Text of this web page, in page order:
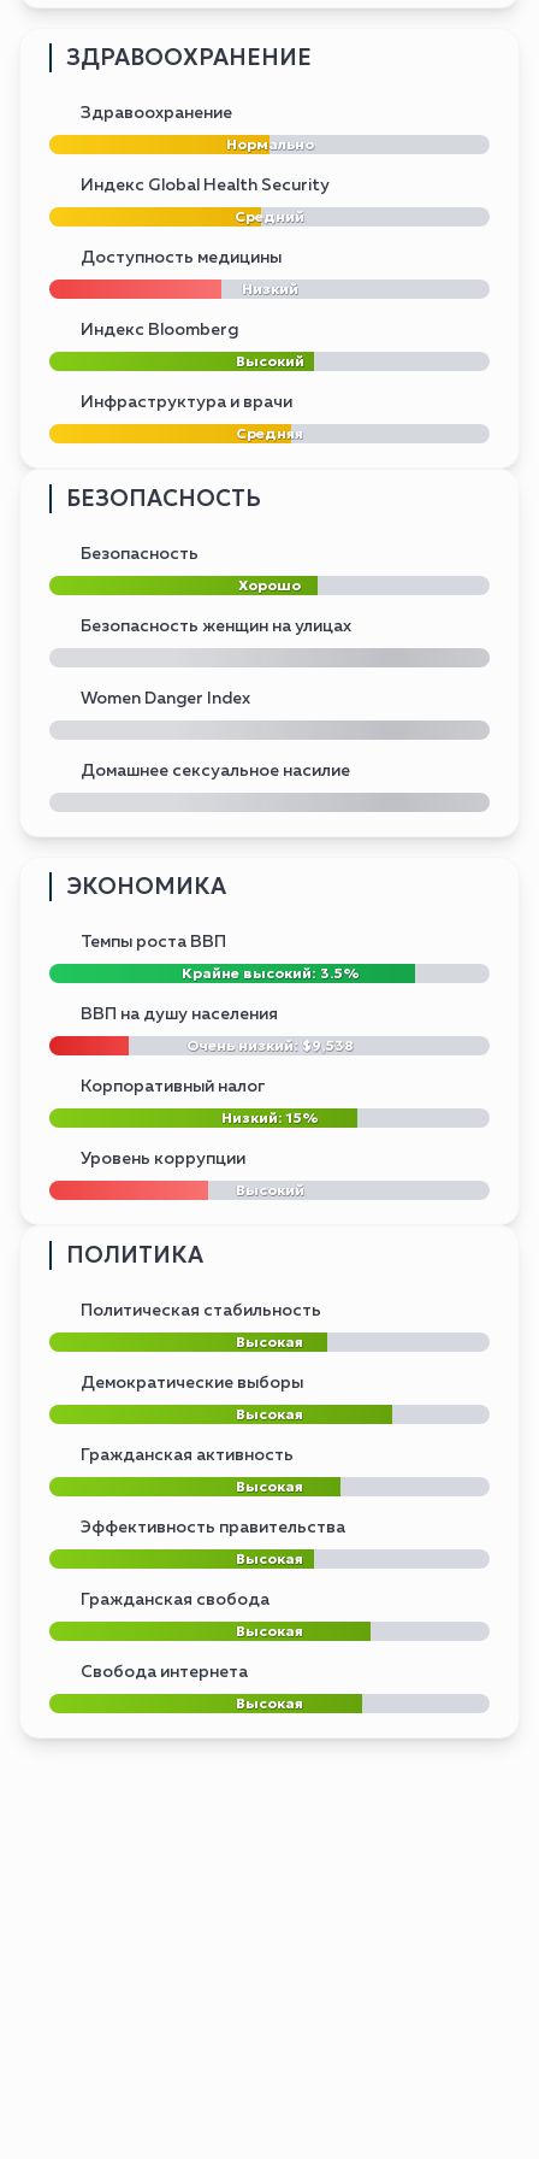
ЗДРАВООХРАНЕНИЕ
Здравоохранение
Нормально
Индекс Global Health Security
Средний
Доступность медицины
Низкий
Индекс Bloomberg
Высокий
Инфраструктура и врачи
Средняя
БЕЗОПАСНОСТЬ
Безопасность
Хорошо
Безопасность женщин на улицах
Women Danger Index
Домашнее сексуальное насилие
ЭКОНОМИКА
Темпы роста ВВП
Крайне высокий: 3.5%
ВВП на душу населения
Очень низкий: $9,538
Корпоративный налог
Низкий: 15%
Уровень коррупции
Высокий
ПОЛИТИКА
Политическая стабильность
Высокая
Демократические выборы
Высокая
Гражданская активность
Высокая
Эффективность правительства
Высокая
Гражданская свобода
Высокая
Свобода интернета
Высокая